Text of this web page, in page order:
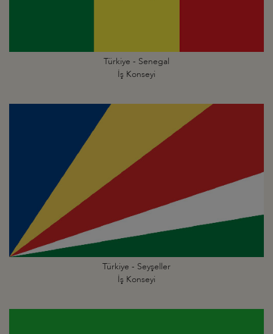
Türkiye - Senegal
İş Konseyi
Türkiye - Seyşeller
İş Konseyi